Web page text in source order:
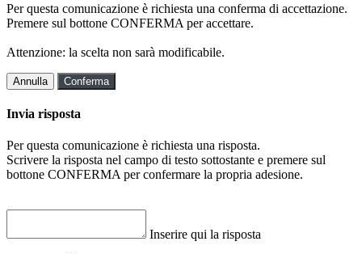
Per questa comunicazione è richiesta una conferma di accettazione.
Premere sul bottone CONFERMA per accettare.
Attenzione: la scelta non sarà modificabile.
Annulla Conferma
Invia risposta
Per questa comunicazione è richiesta una risposta.
Scrivere la risposta nel campo di testo sottostante e premere sul
bottone CONFERMA per confermare la propria adesione.
Inserire qui la risposta